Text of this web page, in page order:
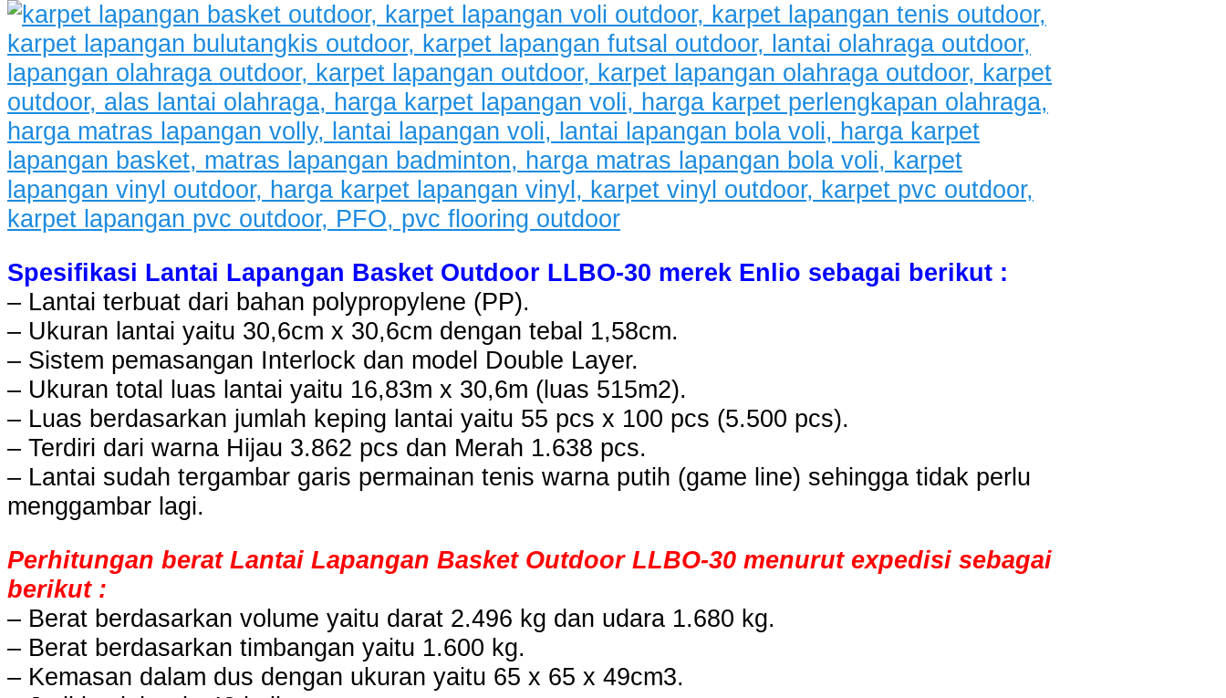
Spesifikasi Lantai Lapangan Basket Outdoor LLBO-30 merek Enlio sebagai berikut :
– Lantai terbuat dari bahan polypropylene (PP).
– Ukuran lantai yaitu 30,6cm x 30,6cm dengan tebal 1,58cm.
– Sistem pemasangan Interlock dan model Double Layer.
– Ukuran total luas lantai yaitu 16,83m x 30,6m (luas 515m2).
– Luas berdasarkan jumlah keping lantai yaitu 55 pcs x 100 pcs (5.500 pcs).
– Terdiri dari warna Hijau 3.862 pcs dan Merah 1.638 pcs.
– Lantai sudah tergambar garis permainan tenis warna putih (game line) sehingga tidak perlu
menggambar lagi.
Perhitungan berat Lantai Lapangan Basket Outdoor LLBO-30 menurut expedisi sebagai
berikut :
– Berat berdasarkan volume yaitu darat 2.496 kg dan udara 1.680 kg.
– Berat berdasarkan timbangan yaitu 1.600 kg.
– Kemasan dalam dus dengan ukuran yaitu 65 x 65 x 49cm3.